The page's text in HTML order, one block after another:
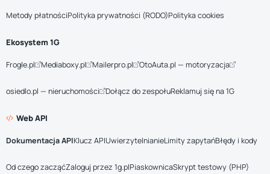
Metody płatnościPolityka prywatności (RODO)Polityka cookies
Ekosystem 1G
Frogle.pl Mediaboxy.pl Mailerpro.pl OtoAuta.pl — motoryzacja
osiedlo.pl — nieruchomości Dołącz do zespołuReklamuj się na 1G
Web API
Dokumentacja APIKlucz APIUwierzytelnianieLimity zapytańBłędy i kody
Od czego zacząćZaloguj przez 1g.plPiaskownicaSkrypt testowy (PHP)